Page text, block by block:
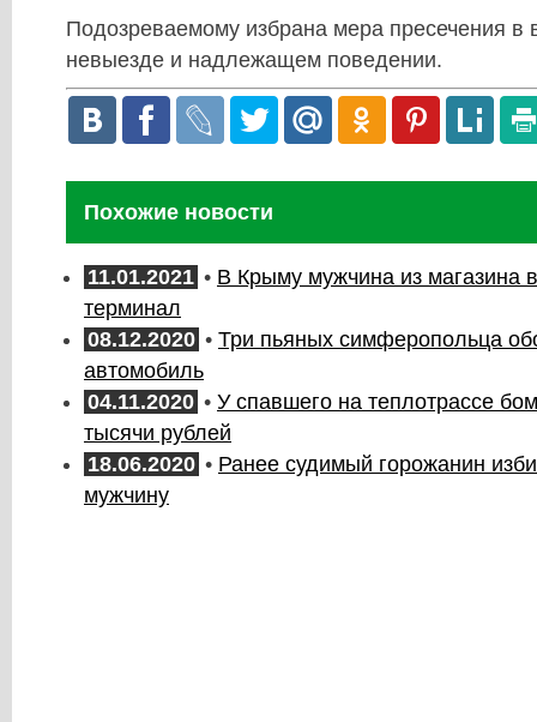
Подозреваемому избрана мера пресечения в
невыезде и надлежащем поведении.
Похожие новости
11.01.2021 • В Крыму мужчина из магазина
терминал
08.12.2020 • Три пьяных симферопольца
автомобиль
04.11.2020 • У спавшего на теплотрассе
тысячи рублей
18.06.2020 • Ранее судимый горожанин
мужчину